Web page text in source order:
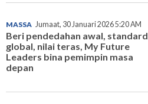
MASSA Jumaat, 30 Januari 2026 5:20 AM
Beri pendedahan awal, standard
global, nilai teras, My Future
Leaders bina pemimpin masa
depan